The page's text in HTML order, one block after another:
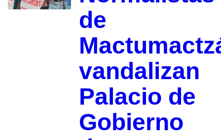
de
vandalizan
Palacio de
Gobierno